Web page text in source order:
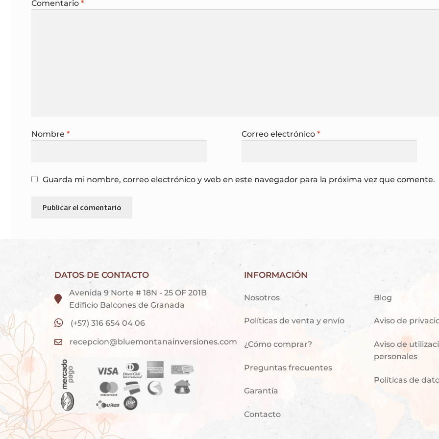
Comentario *
Nombre * Correo electrónico*
Guarda mi nombre, correo electrónico y web en este navegador para la próxima vez que comente.
DATOS DE CONTACTO
Avenida 9 Norte # 18N - 25 OF 201B
Edificio Balcones de Granada
(+57) 316 654 04 06
recepcion@bluemontanainversiones.com
INFORMACIÓN
Nosotros
Políticas de venta y envío
¿Cómo comprar?
Preguntas frecuentes
Garantía
Contacto
Blog
Aviso de
Aviso de
personales
Políticas de